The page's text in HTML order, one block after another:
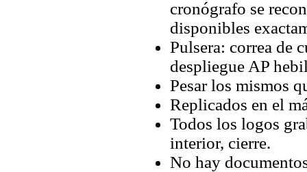
cronógrafo se
disponibles
Pulsera: correa de
despliegue AP
Pesar los mismos
Replicados en el
Todos los logos
interior, cierre.
No hay